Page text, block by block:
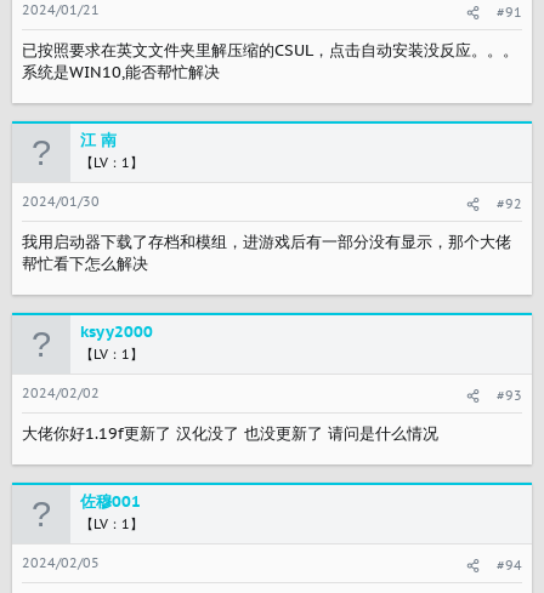
2024/01/21 #91
已按照要求在英文文件夹里解压缩的CSUL，点击自动安装没反应。。。
系统是WIN10,能否帮忙解决
江 南
【LV：1】
2024/01/30 #92
我用启动器下载了存档和模组，进游戏后有一部分没有显示，那个大佬
帮忙看下怎么解决
ksyy2000
【LV：1】
2024/02/02 #93
大佬你好1.19f更新了 汉化没了 也没更新了 请问是什么情况
佐穆001
【LV：1】
2024/02/05 #94